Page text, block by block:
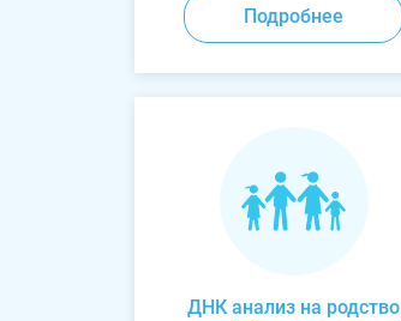
Подробнее
ДНК анализ на родство